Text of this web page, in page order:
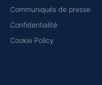
Communiqués de presse
Confidentialité
Cookie Policy